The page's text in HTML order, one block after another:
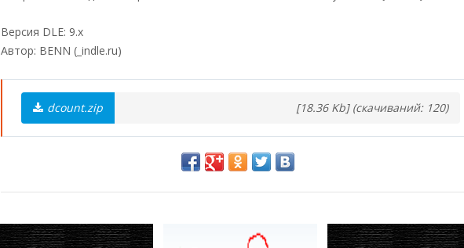
Версия DLE: 9.x
Автор: BENN (_indle.ru)
dcount.zip [18.36 Kb] (cкачиваний: 120)